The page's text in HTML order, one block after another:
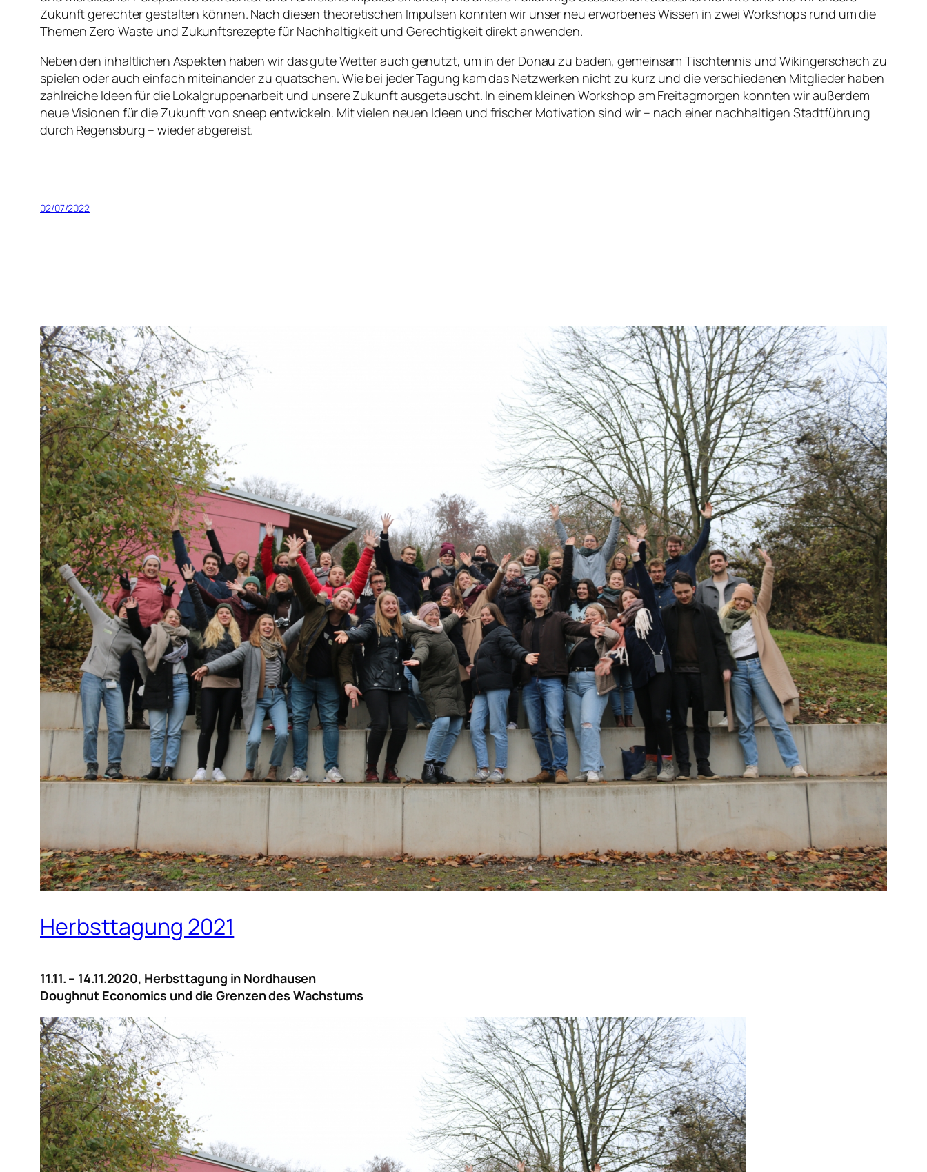
Zukunft gerechter gestalten können. Nach diesen theoretischen Impulsen konnten wir unser neu erworbenes Wissen in zwei Workshops rund um die
Themen Zero Waste und Zukunftsrezepte für Nachhaltigkeit und Gerechtigkeit direkt anwenden.
Neben den inhaltlichen Aspekten haben wir das gute Wetter auch genutzt, um in der Donau zu baden, gemeinsam Tischtennis und Wikingerschach zu
spielen oder auch einfach miteinander zu quatschen. Wie bei jeder Tagung kam das Netzwerken nicht zu kurz und die verschiedenen Mitglieder haben
zahlreiche Ideen für die Lokalgruppenarbeit und unsere Zukunft ausgetauscht. In einem kleinen Workshop am Freitagmorgen konnten wir außerdem
neue Visionen für die Zukunft von sneep entwickeln. Mit vielen neuen Ideen und frischer Motivation sind wir – nach einer nachhaltigen Stadtführung
durch Regensburg – wieder abgereist.
02/07/2022
Herbsttagung 2021
11.11. – 14.11.2020, Herbsttagung in Nordhausen
Doughnut Economics und die Grenzen des Wachstums